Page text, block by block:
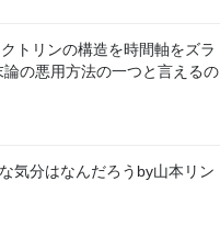
トリンの構造を時間軸をズラ
の悪用方法の一つと言えるの
気分はなんだろうby山本リン